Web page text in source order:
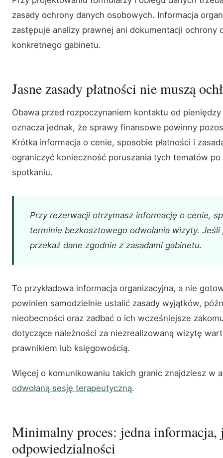
zasady ochrony danych osobowych. Informacja
zastępuje analizy prawnej ani dokumentacji ochrony
konkretnego gabinetu.
Jasne zasady płatności nie muszą
Obawa przed rozpoczynaniem kontaktu od pieniędzy
oznacza jednak, że sprawy finansowe powinny
Krótka informacja o cenie, sposobie płatności i
ograniczyć konieczność poruszania tych tematów
spotkaniu.
Przy rezerwacji otrzymasz informację o cenie,
terminie bezkosztowego odwołania wizyty.
przekaż dane zgodnie z zasadami gabinetu.
To przykładowa informacja organizacyjna, a nie
powinien samodzielnie ustalić zasady wyjątków,
nieobecności oraz zadbać o ich wcześniejsze
dotyczące należności za niezrealizowaną wizytę
prawnikiem lub księgowością.
Więcej o komunikowaniu takich granic znajdziesz w
odwołaną sesję terapeutyczną.
Minimalny proces: jedna informacja,
odpowiedzialności